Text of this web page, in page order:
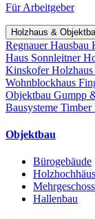
Für Arbeitgeber
Holzhaus &
Regnauer Hausbau
Haus Sonnleitner
Kinskofer Holzhaus
Wohnblockhaus
Objektbau Gumpp
Bausysteme Timber
Objektbau
Bürogebäude
Hallenbau